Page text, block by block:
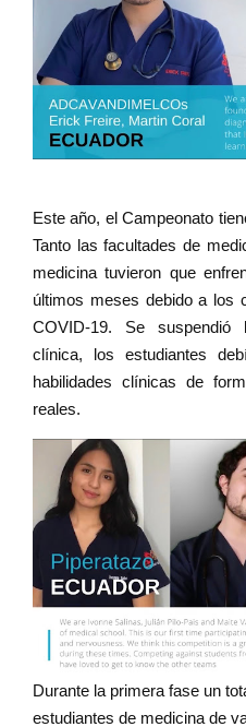
Este año, el Campeonato
Tanto las facultades de
medicina tuvieron que
últimos meses debido a los
COVID-19. Se suspendió
clínica, los estudiantes
habilidades clínicas de
reales.
Durante la primera fase un
estudiantes de medicina de